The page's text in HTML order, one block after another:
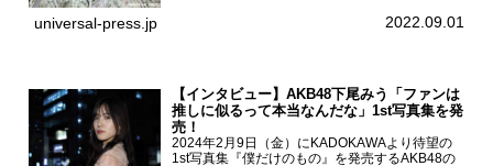
る一夜限りのライブイベント「ファイナリスト
universal-press.jp 2022.09.01
【インタビュー】AKB48下尾みう「ファンは
推しに似るって本当なんだな」1st写真集を発
売！
2024年2月9日（金）にKADOKAWAより待望の
1st写真集『僕だけのもの』を発売するAKB48の